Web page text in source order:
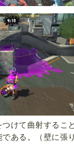
けて曲射するこ
ある。（壁に張